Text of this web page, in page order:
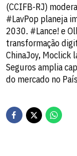
(CCIFB-RJ)
#LavPop planeja
2030. #Lance! e
transformação
ChinaJoy, Moclick
Seguros amplia
do mercado no País